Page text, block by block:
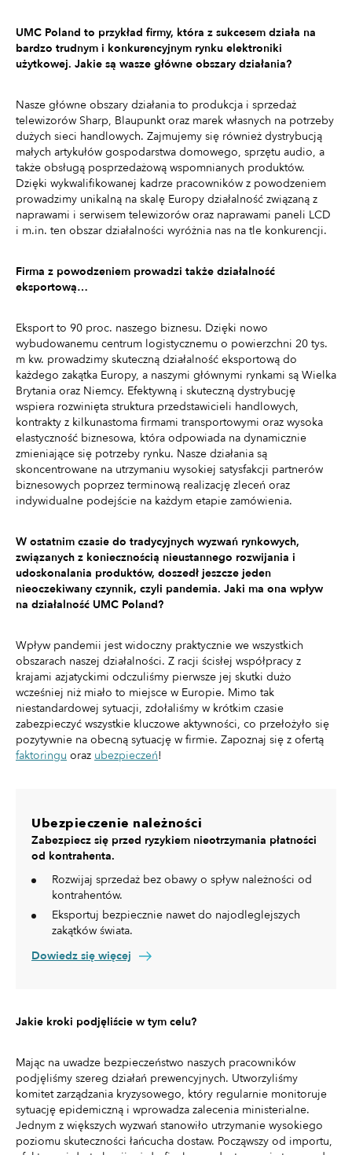
UMC Poland to przykład firmy, która z sukcesem działa na
bardzo trudnym i konkurencyjnym rynku elektroniki
użytkowej. Jakie są wasze główne obszary działania?
Nasze główne obszary działania to produkcja i sprzedaż
telewizorów Sharp, Blaupunkt oraz marek własnych na potrzeby
dużych sieci handlowych. Zajmujemy się również dystrybucją
małych artykułów gospodarstwa domowego, sprzętu audio, a
także obsługą posprzedażową wspomnianych produktów.
Dzięki wykwalifikowanej kadrze pracowników z powodzeniem
prowadzimy unikalną na skalę Europy działalność związaną z
naprawami i serwisem telewizorów oraz naprawami paneli LCD
i m.in. ten obszar działalności wyróżnia nas na tle konkurencji.
Firma z powodzeniem prowadzi także działalność
eksportową…
Eksport to 90 proc. naszego biznesu. Dzięki nowo
wybudowanemu centrum logistycznemu o powierzchni 20 tys.
m kw. prowadzimy skuteczną działalność eksportową do
każdego zakątka Europy, a naszymi głównymi rynkami są Wielka
Brytania oraz Niemcy. Efektywną i skuteczną dystrybucję
wspiera rozwinięta struktura przedstawicieli handlowych,
kontrakty z kilkunastoma firmami transportowymi oraz wysoka
elastyczność biznesowa, która odpowiada na dynamicznie
zmieniające się potrzeby rynku. Nasze działania są
skoncentrowane na utrzymaniu wysokiej satysfakcji partnerów
biznesowych poprzez terminową realizację zleceń oraz
indywidualne podejście na każdym etapie zamówienia.
W ostatnim czasie do tradycyjnych wyzwań rynkowych,
związanych z koniecznością nieustannego rozwijania i
udoskonalania produktów, doszedł jeszcze jeden
nieoczekiwany czynnik, czyli pandemia. Jaki ma ona wpływ
na działalność UMC Poland?
Wpływ pandemii jest widoczny praktycznie we wszystkich
obszarach naszej działalności. Z racji ścisłej współpracy z
krajami azjatyckimi odczuliśmy pierwsze jej skutki dużo
wcześniej niż miało to miejsce w Europie. Mimo tak
niestandardowej sytuacji, zdołaliśmy w krótkim czasie
zabezpieczyć wszystkie kluczowe aktywności, co przełożyło się
pozytywnie na obecną sytuację w firmie. Zapoznaj się z ofertą
faktoringu oraz ubezpieczeń!
Ubezpieczenie należności
Zabezpiecz się przed ryzykiem nieotrzymania płatności
od kontrahenta.
Rozwijaj sprzedaż bez obawy o spływ należności od
kontrahentów.
Eksportuj bezpiecznie nawet do najodleglejszych
zakątków świata.
Dowiedz się więcej
Jakie kroki podjęliście w tym celu?
Mając na uwadze bezpieczeństwo naszych pracowników
podjęliśmy szereg działań prewencyjnych. Utworzyliśmy
komitet zarządzania kryzysowego, który regularnie monitoruje
sytuację epidemiczną i wprowadza zalecenia ministerialne.
Jednym z większych wyzwań stanowiło utrzymanie wysokiego
poziomu skuteczności łańcucha dostaw. Począwszy od importu,